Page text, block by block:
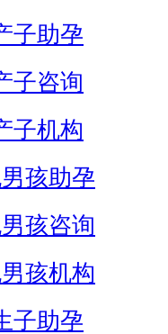
子助孕
子咨询
子机构
孩助孕
孩咨询
孩机构
子助孕